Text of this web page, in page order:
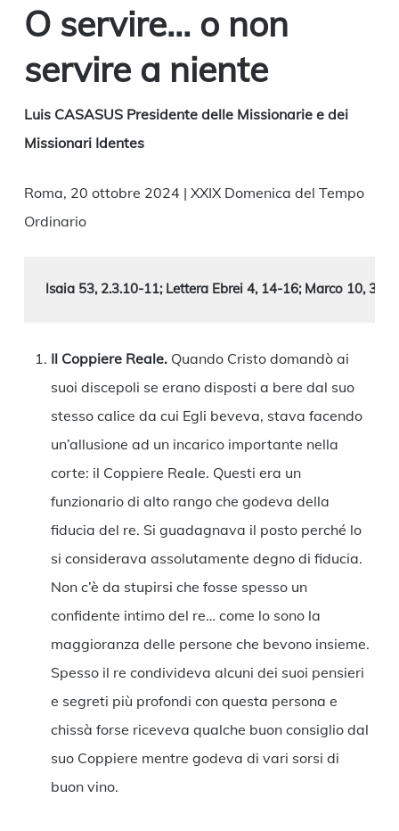
O servire… o non
servire a niente
Luis CASASUS Presidente delle Missionarie e dei
Missionari Identes
Roma, 20 ottobre 2024 | XXIX Domenica del Tempo
Ordinario
Isaia 53, 2.3.10-11; Lettera Ebrei 4, 14-16; Marco 10, 35-
Il Coppiere Reale.Quando Cristo domandò ai
suoi discepoli se erano disposti a bere dal suo
stesso calice da cui Egli beveva, stava facendo
un’allusione ad un incarico importante nella
corte: il Coppiere Reale. Questi era un
funzionario di alto rango che godeva della
fiducia del re. Si guadagnava il posto perché lo
si considerava assolutamente degno di fiducia.
Non c’è da stupirsi che fosse spesso un
confidente intimo del re… come lo sono la
maggioranza delle persone che bevono insieme.
Spesso il re condivideva alcuni dei suoi pensieri
e segreti più profondi con questa persona e
chissà forse riceveva qualche buon consiglio dal
suo Coppiere mentre godeva di vari sorsi di
buon vino.